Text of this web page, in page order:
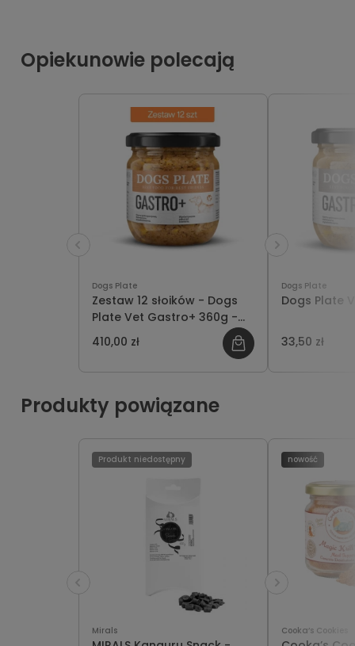
Opiekunowie polecają
Dogs Plate
Zestaw 12 słoików - Dogs
Plate Vet Gastro+ 360g -
oszczędzasz 22 PLN
410,00 zł
Dogs Plate
Dogs Plate
33,50 zł
Produkty powiązane
Mirals
Produkt niedostępny
Cooka’s Cookies
nowość